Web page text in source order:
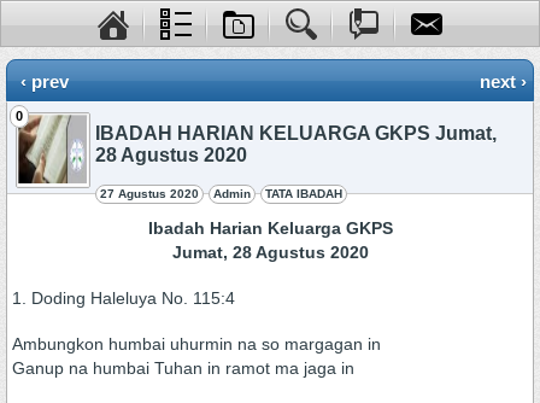
‹ prev next ›
0
IBADAH HARIAN KELUARGA GKPS Jumat,
28 Agustus 2020
27 Agustus 2020 Admin TATA IBADAH
Ibadah Harian Keluarga GKPS
Jumat, 28 Agustus 2020
1. Doding Haleluya No. 115:4
Ambungkon humbai uhurmin na so margagan in
Ganup na humbai Tuhan in ramot ma jaga in